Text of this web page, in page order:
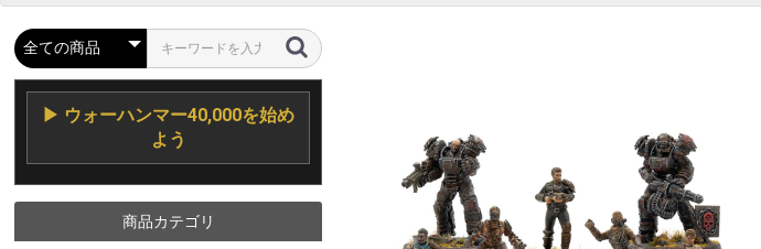
▶ ウォーハンマー40,000を始め
よう
商品カテゴリ